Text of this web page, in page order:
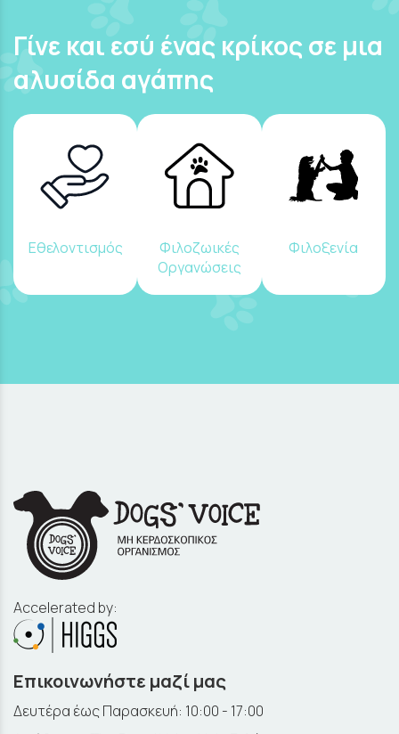
Γίνε και εσύ ένας κρίκος σε μια
αλυσίδα αγάπης
Εθελοντισμός
Φιλοζωικές
Οργανώσεις
Φιλοξενία
Accelerated by:
Επικοινωνήστε μαζί μας
Δευτέρα έως Παρασκευή: 10:00 - 17:00